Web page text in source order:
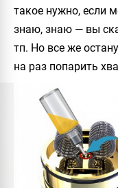
такое нужно, если
знаю, знаю — вы
тп. Но все же
на раз попарить